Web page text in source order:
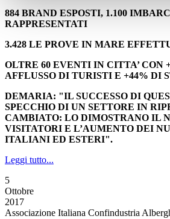
884 BRAND ESPOSTI, 1.100
RAPPRESENTATI
3.428 LE PROVE IN MARE
OLTRE 60 EVENTI IN CITTA’ CON
AFFLUSSO DI TURISTI E +44% DI
DEMARIA: "IL SUCCESSO DI
SPECCHIO DI UN SETTORE IN
CAMBIATO: LO DIMOSTRANO IL
VISITATORI E L’AUMENTO DEI
ITALIANI ED ESTERI".
Leggi tutto...
5
Ottobre
2017
Associazione Italiana Confindustria